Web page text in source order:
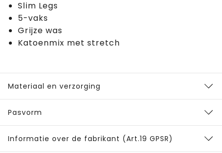
Slim Legs
5-vaks
Grijze was
Katoenmix met stretch
Materiaal en verzorging
Pasvorm
Informatie over de fabrikant (Art.19 GPSR)